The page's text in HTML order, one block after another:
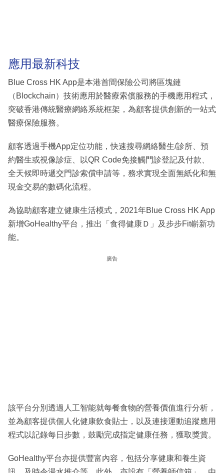
應用最新科技
Blue Cross HK App是本港首間保險公司將區塊鏈
（Blockchain）技術應用於醫療索償服務的手機應用程式，
突破香港傳統醫療網絡系統框架，為顧客提供創新的一站式
醫療保險服務。
顧客透過手機App定位功能，快速搜尋網絡醫生/診所、預
約醫生或視像診症、以QR Code免接觸門診登記及付款、
全天候即時遞交門診索償申請等，務求實現全面無紙化和無
現金交易的數碼化流程。
為協助顧客建立健康生活模式，2021年Blue Cross HK App
新增GoHealthy平台，推出「食得健康Ｄ」及步步Fit嶄新功
能。
廣告
該平台分別透過人工智能就每餐食物的營養價值進行分析，
並為顧客提供個人化健康飲食貼士，以及連接運動追蹤應用
程式以記錄每日步數，鼓勵完成指定健康任務，獲取獎賞。
GoHealthy平台亦提供豐富內容，包括分享健康和養生資